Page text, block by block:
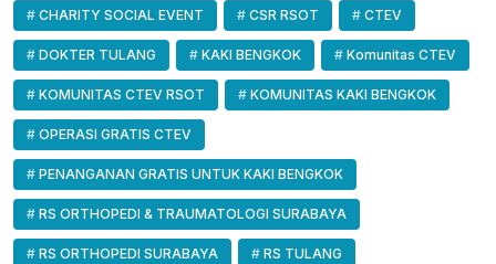
CHARITY SOCIAL EVENT CSR RSOT CTEV
DOKTER TULANG KAKI BENGKOK Komunitas CTEV
KOMUNITAS CTEV RSOT KOMUNITAS KAKI BENGKOK
OPERASI GRATIS CTEV
PENANGANAN GRATIS UNTUK KAKI BENGKOK
RS ORTHOPEDI & TRAUMATOLOGI SURABAYA
RS ORTHOPEDI SURABAYA RS TULANG